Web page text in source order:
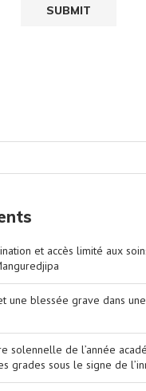
et accès limité aux
une blessée grave dans
solennelle de l’année
grades sous le signe de